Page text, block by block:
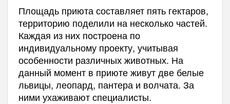
Площадь приюта составляет пять гектаров,
территорию поделили на несколько частей.
Каждая из них построена по
индивидуальному проекту, учитывая
особенности различных животных. На
данный момент в приюте живут две белые
львицы, леопард, пантера и волчата. За
ними ухаживают специалисты.